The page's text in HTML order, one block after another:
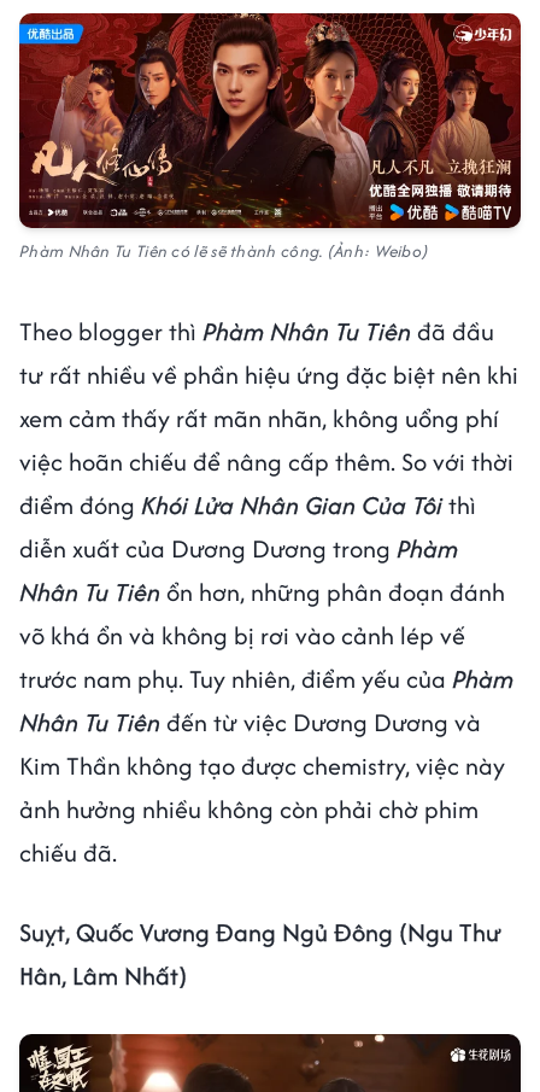
Phàm Nhân Tu Tiên có lẽ sẽ thành công. (Ảnh: Weibo)
Theo blogger thì Phàm Nhân Tu Tiên đã đầu
tư rất nhiều về phần hiệu ứng đặc biệt nên khi
xem cảm thấy rất mãn nhãn, không uổng phí
việc hoãn chiếu để nâng cấp thêm. So với thời
điểm đóng Khói Lửa Nhân Gian Của Tôithì
diễn xuất của Dương Dương trong Phàm
Nhân Tu Tiên ổn hơn, những phân đoạn đánh
võ khá ổn và không bị rơi vào cảnh lép vế
trước nam phụ. Tuy nhiên, điểm yếu của Phàm
Nhân Tu Tiên đến từ việc Dương Dương và
Kim Thần không tạo được chemistry, việc này
ảnh hưởng nhiều không còn phải chờ phim
chiếu đã.
Suỵt, Quốc Vương Đang Ngủ Đông (Ngu Thư
Hân, Lâm Nhất)